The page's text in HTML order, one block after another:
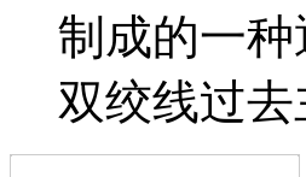
制成的一
双绞线过